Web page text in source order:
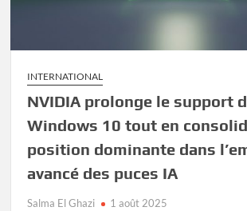
INTERNATIONAL
NVIDIA prolonge le support
Windows 10 tout en
position dominante dans
avancé des puces IA
Salma El Ghazi 1 août 2025